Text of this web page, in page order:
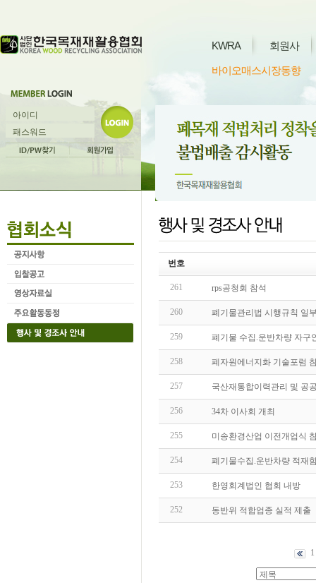
KWRA 회원사
바이오매스시장동향
번호
261 rps공청회 참석
260 폐기물관리법 시행규칙 일
259 폐기물 수집.운반차량 자구
258 폐자원에너지화 기술포럼
257 국산재통합이력관리 및 공
256 34차 이사회 개최
255 미송환경산업 이전개업식
254 폐기물수집.운반차량 적재
253 한영회계법인 협회 내방
252 동반위 적합업종 실적 제출
1